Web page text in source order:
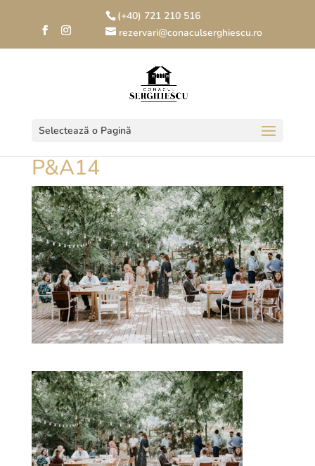
(+40) 721 210 516
rezervari@conaculserghiescu.ro
Selectează o Pagină
P&A14